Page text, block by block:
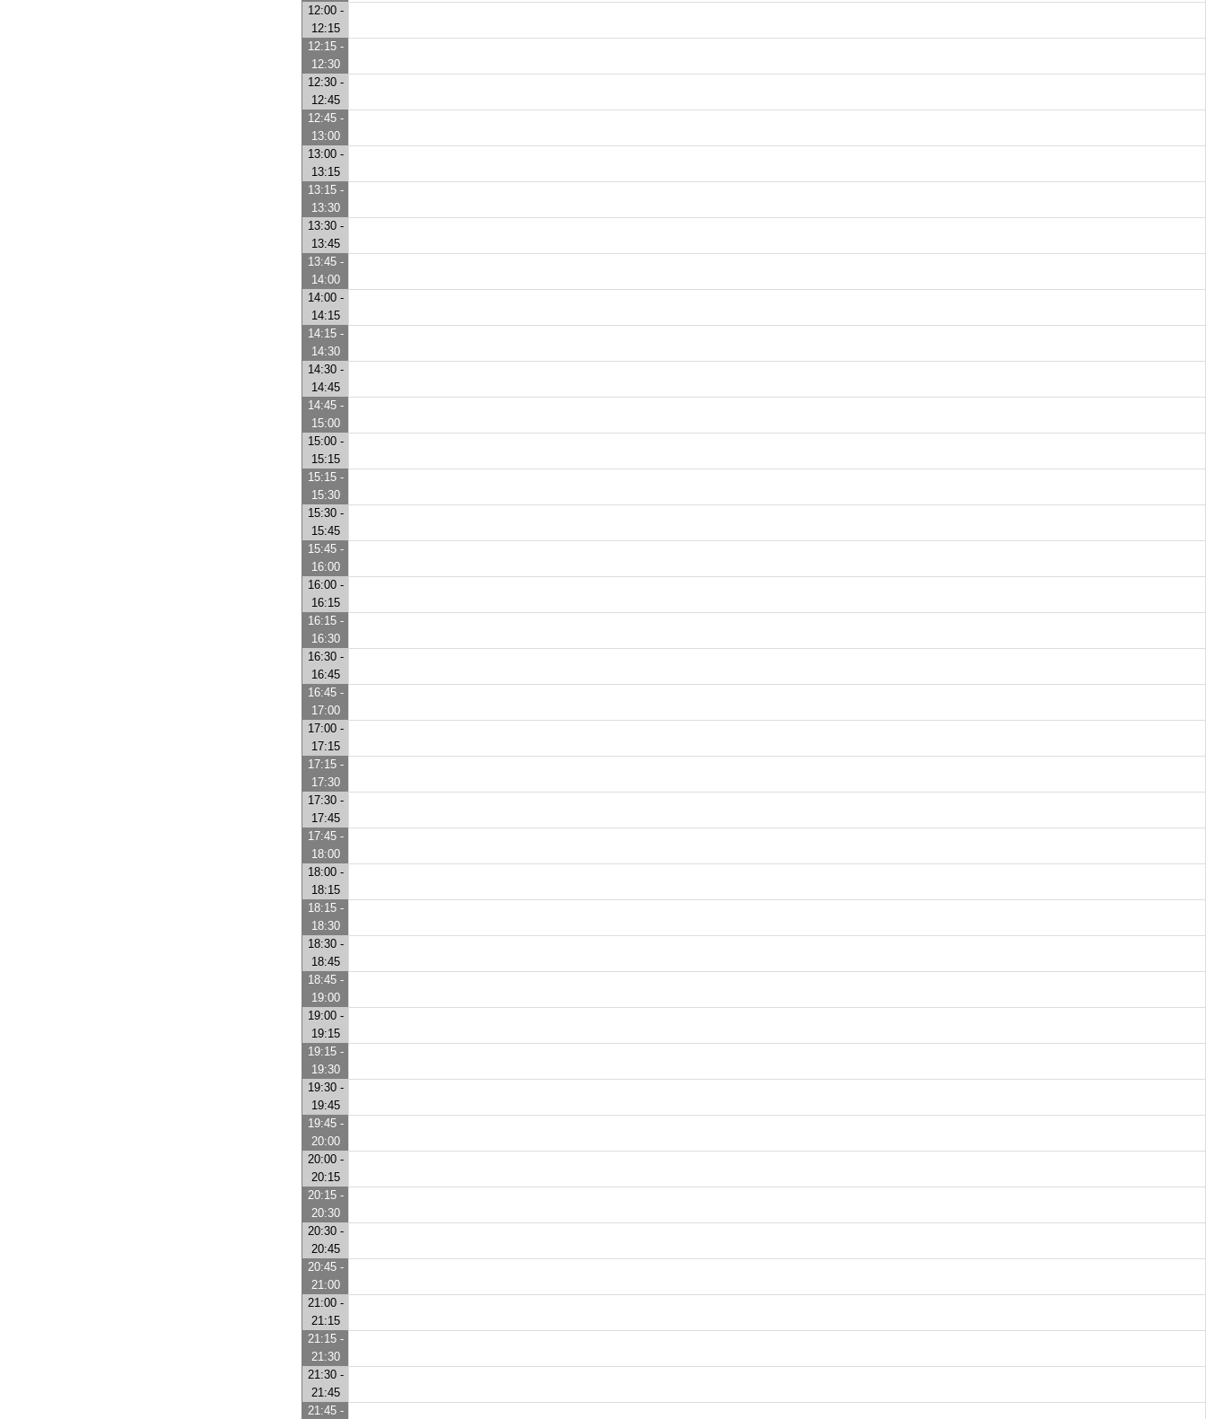
12:00 -
12:15
12:15 -
12:30
12:30 -
12:45
12:45 -
13:00
13:00 -
13:15
13:15 -
13:30
13:30 -
13:45
13:45 -
14:00
14:00 -
14:15
14:15 -
14:30
14:30 -
14:45
14:45 -
15:00
15:00 -
15:15
15:15 -
15:30
15:30 -
15:45
15:45 -
16:00
16:00 -
16:15
16:15 -
16:30
16:30 -
16:45
16:45 -
17:00
17:00 -
17:15
17:15 -
17:30
17:30 -
17:45
17:45 -
18:00
18:00 -
18:15
18:15 -
18:30
18:30 -
18:45
18:45 -
19:00
19:00 -
19:15
19:15 -
19:30
19:30 -
19:45
19:45 -
20:00
20:00 -
20:15
20:15 -
20:30
20:30 -
20:45
20:45 -
21:00
21:00 -
21:15
21:15 -
21:30
21:30 -
21:45
21:45 -